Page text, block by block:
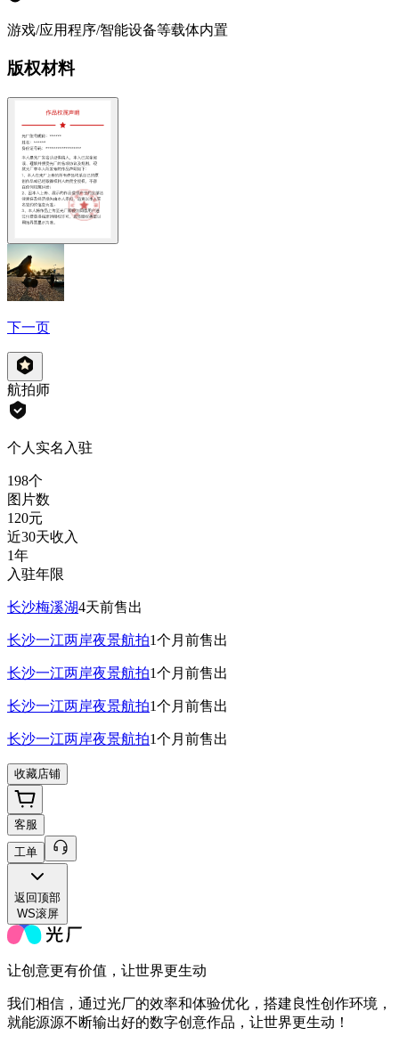
游戏/应用程序/智能设备等载体内置
版权材料
下一页
航拍师
个人实名入驻
198个
图片数
120元
近30天收入
1年
入驻年限
长沙梅溪湖4天前售出
长沙一江两岸夜景航拍1个月前售出
长沙一江两岸夜景航拍1个月前售出
长沙一江两岸夜景航拍1个月前售出
长沙一江两岸夜景航拍1个月前售出
收藏店铺
客服
工单
返回顶部
WS滚屏
让创意更有价值，让世界更生动
我们相信，通过光厂的效率和体验优化，搭建良性创作环境，
就能源源不断输出好的数字创意作品，让世界更生动！